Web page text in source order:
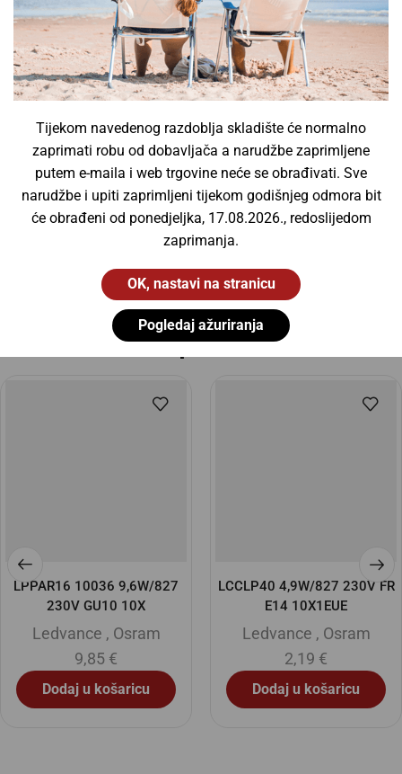
Tijekom navedenog razdoblja skladište će normalno
zaprimati robu od dobavljača a narudžbe zaprimljene
putem e-maila i web trgovine neće se obrađivati. Sve
narudžbe i upiti zaprimljeni tijekom godišnjeg odmora bit
će obrađeni od ponedjeljka, 17.08.2026., redoslijedom
zaprimanja.
OK, nastavi na stranicu
Pogledaj ažuriranja
Vanjske svjetiljke
Vodotjesne svjetiljke (13)
Žarulje (0)
Fluorescentne cijevi (0)
InfraRed žarulje (0)
UV žarulje (0)
Xenon žarulje (0)
Žarulje za projektore (0)
Slični proizvodi
LPPAR16 10036 9,6W/827
230V GU10 10X
Ledvance , Osram
9,85 €
Dodaj u košaricu
LCCLP40 4,9W/827 230V FR
E14 10X1EUE
Ledvance , Osram
2,19 €
Dodaj u košaricu